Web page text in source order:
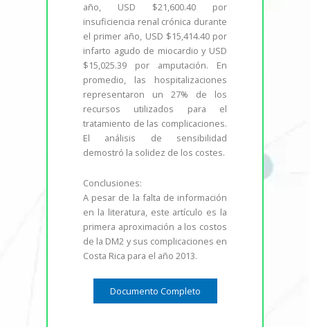
año, USD $21,600.40 por
insuficiencia renal crónica durante
el primer año, USD $15,414.40 por
infarto agudo de miocardio y USD
$15,025.39 por amputación. En
promedio, las hospitalizaciones
representaron un 27% de los
recursos utilizados para el
tratamiento de las complicaciones.
El análisis de sensibilidad
demostró la solidez de los costes.
Conclusiones:
A pesar de la falta de información
en la literatura, este artículo es la
primera aproximación a los costos
de la DM2 y sus complicaciones en
Costa Rica para el año 2013.
Documento Completo